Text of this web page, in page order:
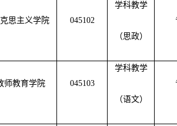
思主义学院 045102
学科教学
（思政）
师教育学院 045103
学科教学
（语文）